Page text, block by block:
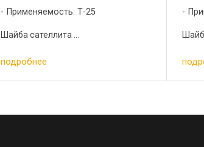
Применяемость: Т-25
Шайба сателлита ...
подробнее